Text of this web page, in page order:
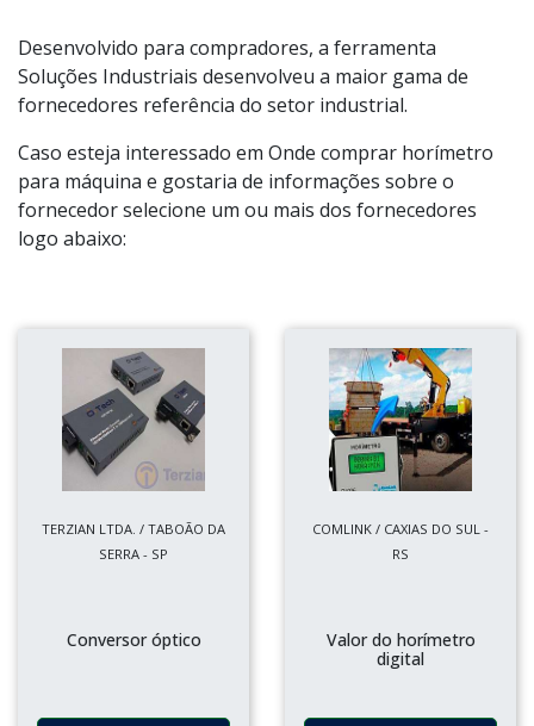
Desenvolvido para compradores, a ferramenta
Soluções Industriais desenvolveu a maior gama de
fornecedores referência do setor industrial.
Caso esteja interessado em Onde comprar horímetro
para máquina e gostaria de informações sobre o
fornecedor selecione um ou mais dos fornecedores
logo abaixo:
TERZIAN LTDA. / TABOÃO DA
SERRA - SP
Conversor óptico
COMLINK / CAXIAS DO SUL -
RS
Valor do horímetro
digital